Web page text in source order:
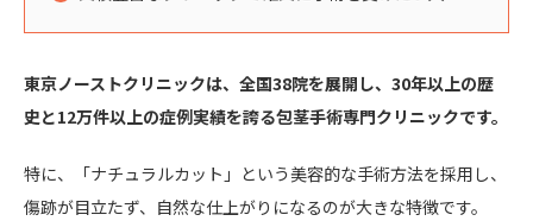
東京ノーストクリニックは、全国38院を展開し、30年以上の歴
史と12万件以上の症例実績を誇る包茎手術専門クリニックです。
特に、「ナチュラルカット」という美容的な手術方法を採用し、
傷跡が目立たず、自然な仕上がりになるのが大きな特徴です。